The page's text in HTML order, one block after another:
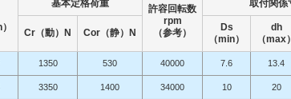
基本定格荷重
許容回転数
rpm
（参考）
取付関係
Cr（動）N Cor（静）N
Ds
（min）
dh
（max）
1350 530 40000 7.6 13.4
3350 1400 34000 10 20